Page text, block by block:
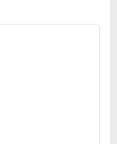
hấp dẫn, tiện
thích truyện